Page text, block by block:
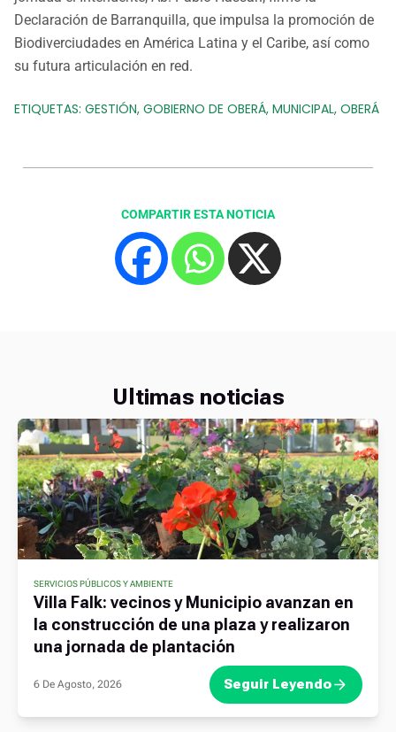
Declaración de Barranquilla, que impulsa la promoción de
Biodiverciudades en América Latina y el Caribe, así como
su futura articulación en red.
ETIQUETAS: GESTIÓN, GOBIERNO DE OBERÁ, MUNICIPAL, OBERÁ
COMPARTIR ESTA NOTICIA
Ultimas noticias
SERVICIOS PÚBLICOS Y AMBIENTE
Villa Falk: vecinos y Municipio avanzan en
la construcción de una plaza y realizaron
una jornada de plantación
6 De Agosto, 2026 Seguir Leyendo